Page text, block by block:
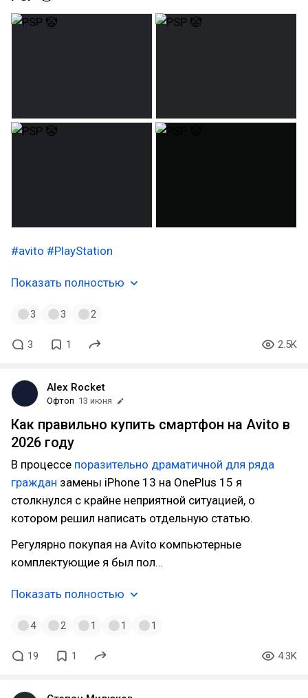
#avito #PlayStation
Показать полностью
3 3 2
3 1 2.5K
Alex Rocket
Офтоп 13 июня
Как правильно купить смартфон на Avito в
2026 году
В процессе поразительно драматичной для ряда
граждан замены iPhone 13 на OnePlus 15 я
столкнулся с крайне неприятной ситуацией, о
котором решил написать отдельную статью.
Регулярно покупая на Avito компьютерные
комплектующие я был пол…
Показать полностью
4 2 1 1 1
19 1 4.3K